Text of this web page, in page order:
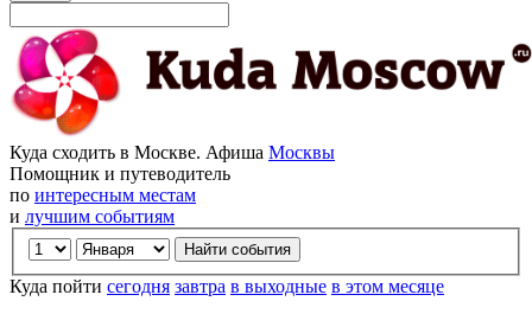
Куда сходить в Москве. Афиша Москвы
Помощник и путеводитель
по интересным местам
и лучшим событиям
Куда пойти сегодня завтра в выходные в этом месяце